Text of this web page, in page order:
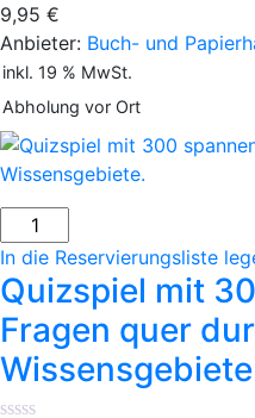
9,95 €
Anbieter: Buch- und
inkl. 19 % MwSt.
Abholung vor Ort
Quizspiel
mit
300
spannenden
Fragen
quer
In die Reservierungsliste
Quizspiel mit
Fragen quer